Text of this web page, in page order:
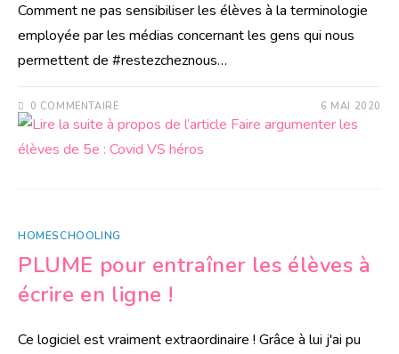
Comment ne pas sensibiliser les élèves à la terminologie
employée par les médias concernant les gens qui nous
permettent de #restezcheznous…
0 COMMENTAIRE 6 MAI 2020
HOMESCHOOLING
PLUME pour entraîner les élèves à
écrire en ligne !
Ce logiciel est vraiment extraordinaire ! Grâce à lui j'ai pu